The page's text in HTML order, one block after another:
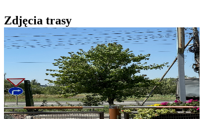
Zdjęcia trasy